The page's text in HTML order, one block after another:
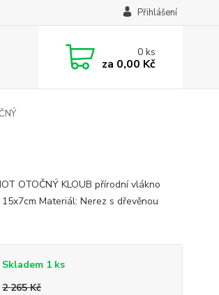
Přihlášení
0ks
za 0,00 Kč
OTOČNÝ KLOUB přírodní vlákno
Materiál: Nerez s dřevěnou
Skladem 1 ks
2 265 Kč